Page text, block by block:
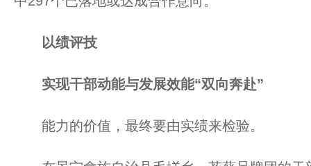
以绩评技
实现干部动能与发展效能“双向奔赴”
能力的价值，最终要由实绩来检验。